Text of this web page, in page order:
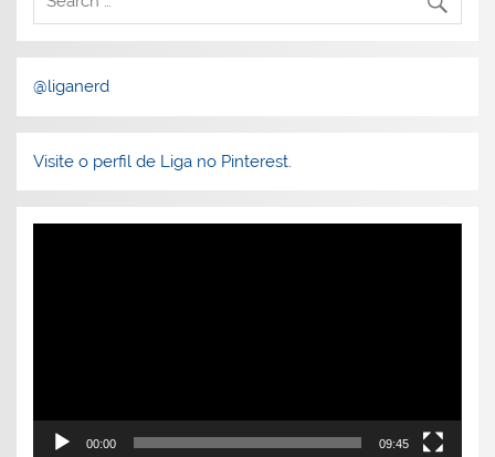
@liganerd
Visite o perfil de Liga no Pinterest.
00:00 09:45